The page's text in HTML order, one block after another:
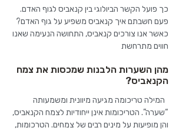
כך פועל הקשר הביולוגי בין קנאביס לגוף האדם.
פעם חשבתם איך קנאביס משפיע על גוף האדם?
כאשר אנו צורכים קנאביס, התחושה הנעימה שאנו
חווים מתרחשת
מהן השערות הלבנות שמכסות את צמח
הקנאביס?
המילה טריכומה מגיעה מיוונית ומשמעותה
“שערה”. הטריכומות אינן ייחודיות לצמח הקנאביס,
והן מופיעות על מינים רבים של צמחים. הטרכומות,